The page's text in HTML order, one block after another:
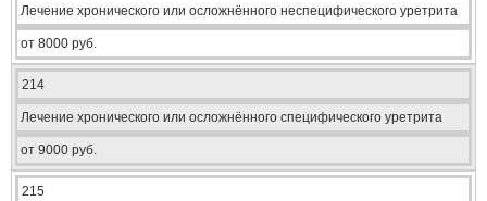
Лечение хронического или осложнённого неспецифического уретрита
от 8000 руб.
214
Лечение хронического или осложнённого специфического уретрита
от 9000 руб.
215